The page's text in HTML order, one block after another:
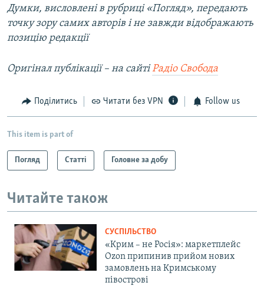
Думки, висловлені в рубриці «Погляд», передають
точку зору самих авторів і не завжди відображають
позицію редакції
Оригінал публікації –​ на сайтіРадіо Свобода
Поділитись Читати без VPN Follow us
This item is part of
Погляд Статті Головне за добу
Читайте також
СУСПІЛЬСТВО
«Крим – не Росія»: маркетплейс
Ozon припинив прийом нових
замовлень на Кримському
півострові